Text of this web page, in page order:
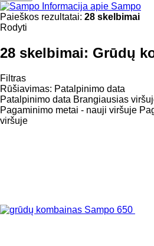
Informacija apie Sampo
Paieškos rezultatai: 28 skelbimai
Rodyti
28 skelbimai: Grūdų
Filtras
Rūšiavimas: Patalpinimo data
Patalpinimo data Brangiausias
Pagaminimo metai - nauji viršuje
viršuje